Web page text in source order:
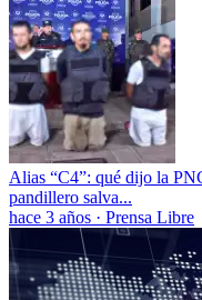
Alias “C4”: qué dijo la
pandillero salva...
hace 3 años · Prensa Libre